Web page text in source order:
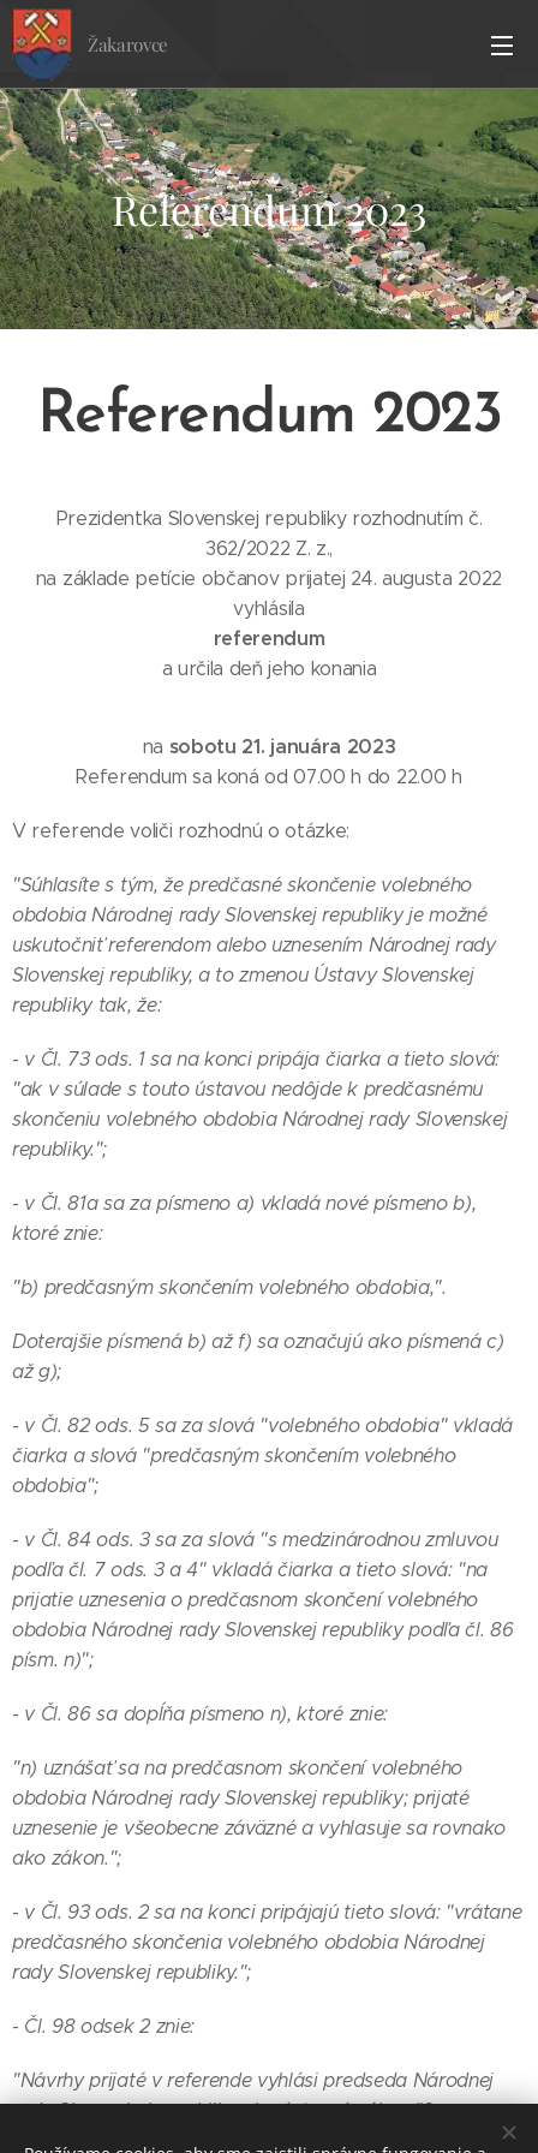
Žakarovce
Referendum 2023
Referendum 2023
Prezidentka Slovenskej republiky rozhodnutím č.
362/2022 Z. z.,
na základe petície občanov prijatej 24. augusta 2022
vyhlásila
referendum
a určila deň jeho konania
na sobotu 21. januára 2023
Referendum sa koná od 07.00 h do 22.00 h
V referende voliči rozhodnú o otázke:
"Súhlasíte s tým, že predčasné skončenie volebného
obdobia Národnej rady Slovenskej republiky je možné
uskutočniť referendom alebo uznesením Národnej rady
Slovenskej republiky, a to zmenou Ústavy Slovenskej
republiky tak, že:
- v Čl. 73 ods. 1 sa na konci pripája čiarka a tieto slová:
"ak v súlade s touto ústavou nedôjde k predčasnému
skončeniu volebného obdobia Národnej rady Slovenskej
republiky.";
- v Čl. 81a sa za písmeno a) vkladá nové písmeno b),
ktoré znie:
"b) predčasným skončením volebného obdobia,".
Doterajšie písmená b) až f) sa označujú ako písmená c)
až g);
- v Čl. 82 ods. 5 sa za slová "volebného obdobia" vkladá
čiarka a slová "predčasným skončením volebného
obdobia";
- v Čl. 84 ods. 3 sa za slová "s medzinárodnou zmluvou
podľa čl. 7 ods. 3 a 4" vkladá čiarka a tieto slová: "na
prijatie uznesenia o predčasnom skončení volebného
obdobia Národnej rady Slovenskej republiky podľa čl. 86
písm. n)";
- v Čl. 86 sa dopĺňa písmeno n), ktoré znie:
"n) uznášať sa na predčasnom skončení volebného
obdobia Národnej rady Slovenskej republiky; prijaté
uznesenie je všeobecne záväzné a vyhlasuje sa rovnako
ako zákon.";
- v Čl. 93 ods. 2 sa na konci pripájajú tieto slová: "vrátane
predčasného skončenia volebného obdobia Národnej
rady Slovenskej republiky.";
- Čl. 98 odsek 2 znie:
"Návrhy prijaté v referende vyhlási predseda Národnej
rady Slovenskej republiky ako ústavný zákon."?